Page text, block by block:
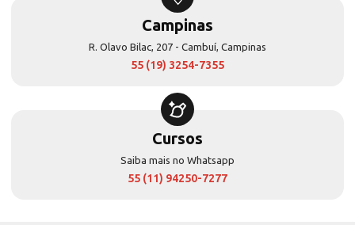
Campinas
R. Olavo Bilac, 207 - Cambuí, Campinas
55 (19) 3254-7355
Cursos
Saiba mais no Whatsapp
55 (11) 94250-7277